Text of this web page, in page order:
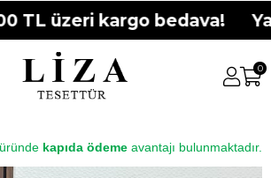
TL üzeri kargo bedava!
0
kapıda ödeme avantajı bulunmaktadır.